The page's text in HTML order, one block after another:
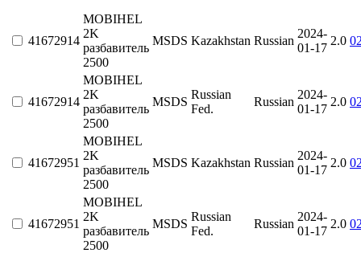
41672914
MOBIHEL
2K
разбавитель
2500
MSDS Kazakhstan Russian
2024-
01-17
2.0
41672914
MOBIHEL
2K
разбавитель
2500
MSDS
Russian
Fed.
Russian
2024-
01-17
2.0
41672951
MOBIHEL
2K
разбавитель
2500
MSDS Kazakhstan Russian
2024-
01-17
2.0
41672951
MOBIHEL
2K
разбавитель
2500
MSDS
Russian
Fed.
Russian
2024-
01-17
2.0